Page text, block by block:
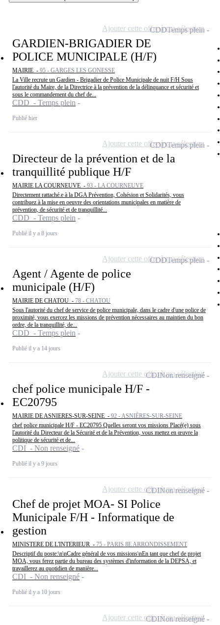
GARDIEN-BRIGADIER DE
POLICE MUNICIPALE (H/F)
MAIRIE - 95 - GARGES LES GONESSE
La Ville recrute un Gardien - Brigadier de Police Municipale de nuit F/H Sous
l'autorité du Maire, de la Directrice à la prévention de la délinquance et sécurité et
sous le commandement du chef de...
CDD - Temps plein
Publié hier
CDDTemps plein
Ajouter cette offre à ma sélection
Directeur de la prévention et de la
tranquillité publique H/F
MAIRIE LA COURNEUVE - 93 - LA COURNEUVE
Directement rattaché.e à la DGA Prévention, Cohésion et Solidarités, vous
contribuez à la mise en oeuvre des orientations municipales en matière de
prévention, de sécurité et de tranquillité...
CDD - Temps plein
Publié il y a 8 jours
CDDTemps plein
Ajouter cette offre à ma sélection
Agent / Agente de police
municipale (H/F)
MAIRIE DE CHATOU - 78 - CHATOU
Sous l'autorité du chef de service de police municipale, dans le cadre d'une police de
proximité, vous exercez les missions de prévention nécessaires au maintien du bon
ordre, de la tranquillité, de...
CDD - Temps plein
Publié il y a 14 jours
CDDTemps plein
Ajouter cette offre à ma sélection
chef police municipale H/F -
EC20795
MAIRIE DE ASNIERES-SUR-SEINE - 92 - ASNIÈRES-SUR-SEINE
chef police municipale H/F - EC20795 Quelles seront vos missions Placé(e) sous
l'autorité du Directeur de la Sécurité et de la Prévention, vous mettez en œuvre la
politique de sécurité et de...
CDI - Non renseigné
Publié il y a 9 jours
CDINon renseigné
Ajouter cette offre à ma sélection
Chef de projet MOA- SI Police
Municipale F/H - Informatique de
gestion
MINISTERE DE L'INTERIEUR - 75 - PARIS 8E ARRONDISSEMENT
Descriptif du poste:\n\nCadre général de vos missions\nEn tant que chef de projet
MOA, vous ferez partie du bureau des systèmes d'information de la DEPSA, et
travaillerez au quotidien de manière...
CDI - Non renseigné
Publié il y a 10 jours
CDINon renseigné
Ajouter cette offre à ma sélection
CDINon renseigné
Ajouter cette offre à ma sélection